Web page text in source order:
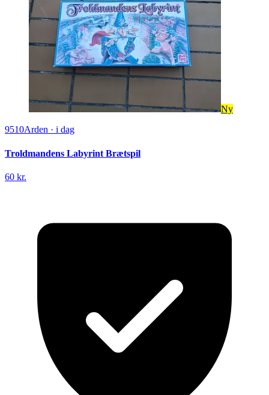
Ny
9510Arden · i dag
Troldmandens Labyrint Brætspil
60 kr.